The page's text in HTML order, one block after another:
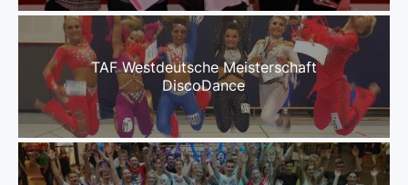
TAF Westdeutsche Meisterschaft
DiscoDance